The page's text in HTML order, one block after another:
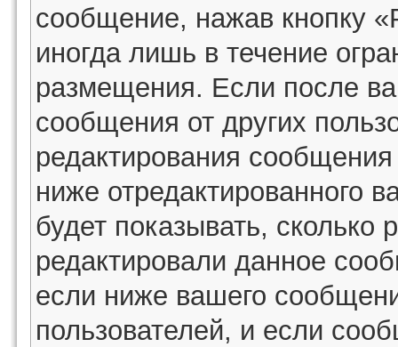
сообщение, нажав кнопку
иногда лишь в течение
размещения. Если после
сообщения от других
редактирования
ниже отредактированного
будет показывать, сколько
редактировали данное
если ниже вашего
пользователей, и если